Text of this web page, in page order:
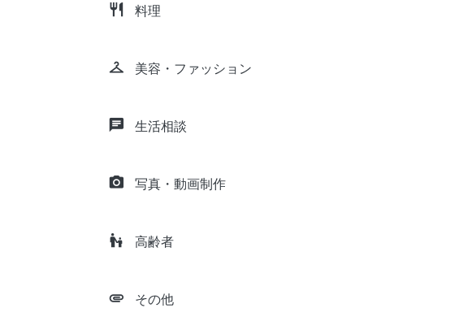
restaurant 料理
checkroom 美容・ファッション
chat 生活相談
camera_alt 写真・動画制作
escalator_warning 高齢者
attachment その他